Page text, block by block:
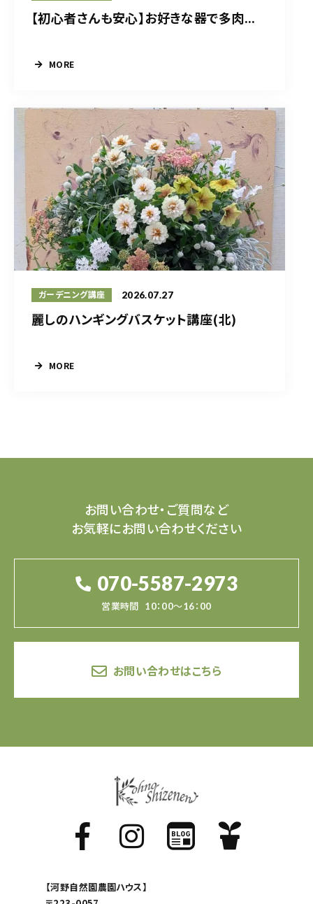
【初心者さんも安心】お好きな器で多肉...
MORE
ガーデニング講座 2026.07.27
麗しのハンギングバスケット講座(北)
MORE
お問い合わせ・ご質問など
お気軽にお問い合わせください
070-5587-2973
営業時間 10：00～16：00
お問い合わせはこちら
【河野自然園農園ハウス】